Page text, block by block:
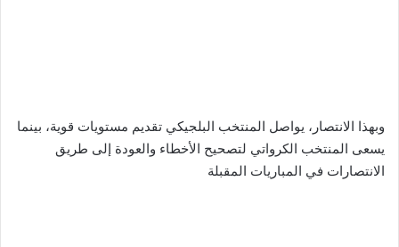
وبهذا الانتصار، يواصل المنتخب البلجيكي تقديم مستويات قوية، بينما
يسعى المنتخب الكرواتي لتصحيح الأخطاء والعودة إلى طريق
الانتصارات في المباريات المقبلة